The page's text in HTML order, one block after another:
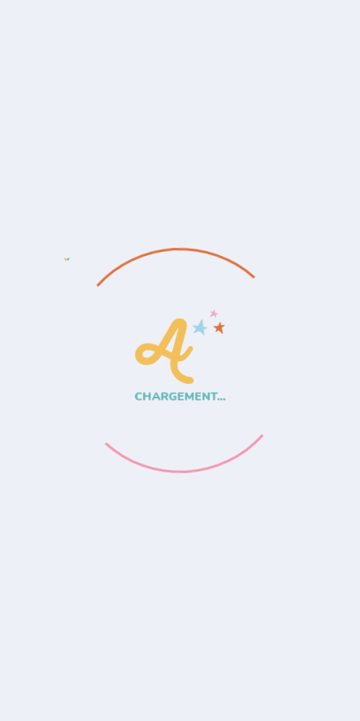
CHARGEMENT...